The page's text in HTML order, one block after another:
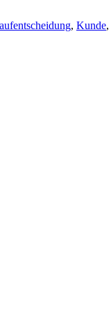
, Kunde,